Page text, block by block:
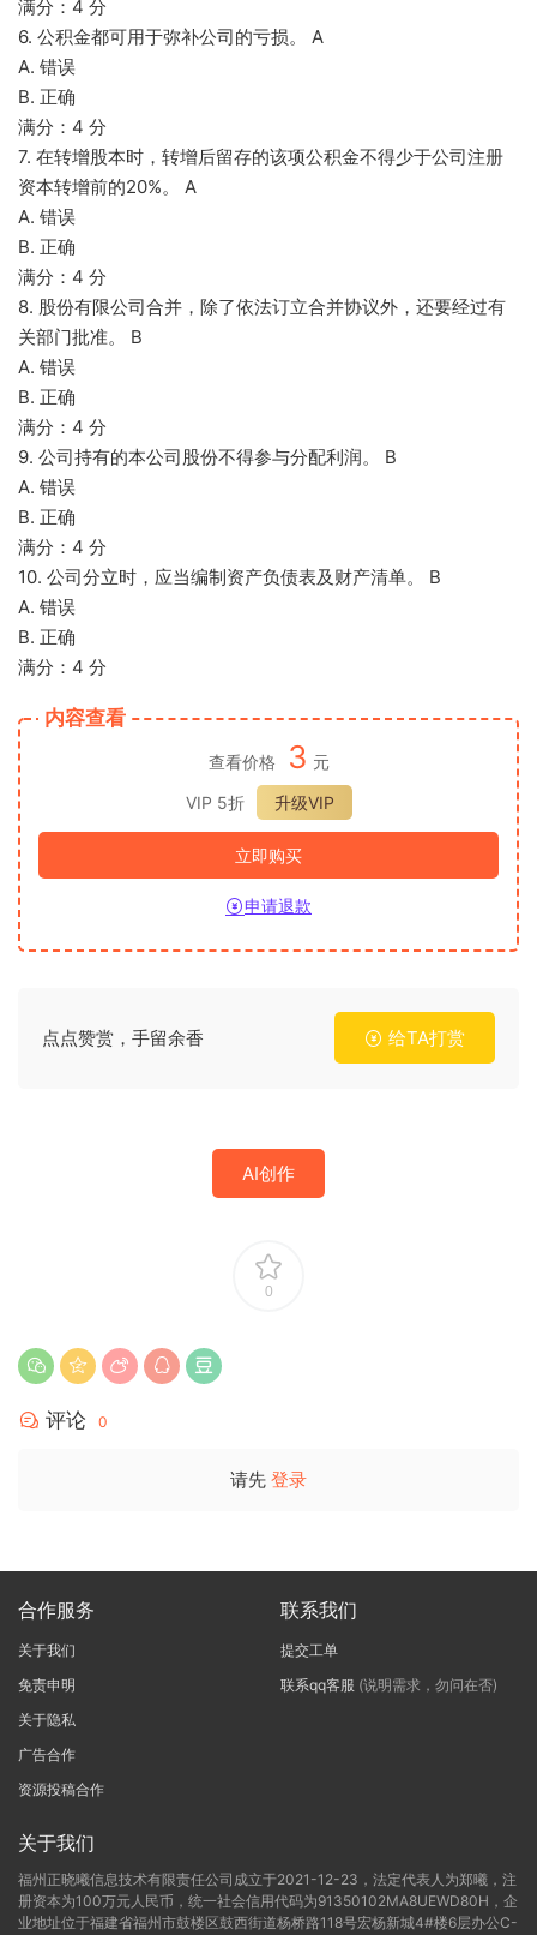
满分：4 分
6. 公积金都可用于弥补公司的亏损。 A
A. 错误
B. 正确
满分：4 分
7. 在转增股本时，转增后留存的该项公积金不得少于公司注册
资本转增前的20%。 A
A. 错误
B. 正确
满分：4 分
8. 股份有限公司合并，除了依法订立合并协议外，还要经过有
关部门批准。 B
A. 错误
B. 正确
满分：4 分
9. 公司持有的本公司股份不得参与分配利润。 B
A. 错误
B. 正确
满分：4 分
10. 公司分立时，应当编制资产负债表及财产清单。 B
A. 错误
B. 正确
满分：4 分
内容查看
查看价格 3 元
VIP 5折
升级VIP
立即购买
申请退款
点点赞赏，手留余香 给TA打赏
AI创作
0
评论 0
请先 登录
合作服务
关于我们
免责申明
关于隐私
广告合作
资源投稿合作
联系我们
提交工单
联系qq客服 (说明需求，勿问在否)
关于我们
福州正晓曦信息技术有限责任公司成立于2021-12-23，法定代表人为郑曦，注
册资本为100万元人民币，统一社会信用代码为91350102MA8UEWD80H，企
业地址位于福建省福州市鼓楼区鼓西街道杨桥路118号宏杨新城4#楼6层办公C-